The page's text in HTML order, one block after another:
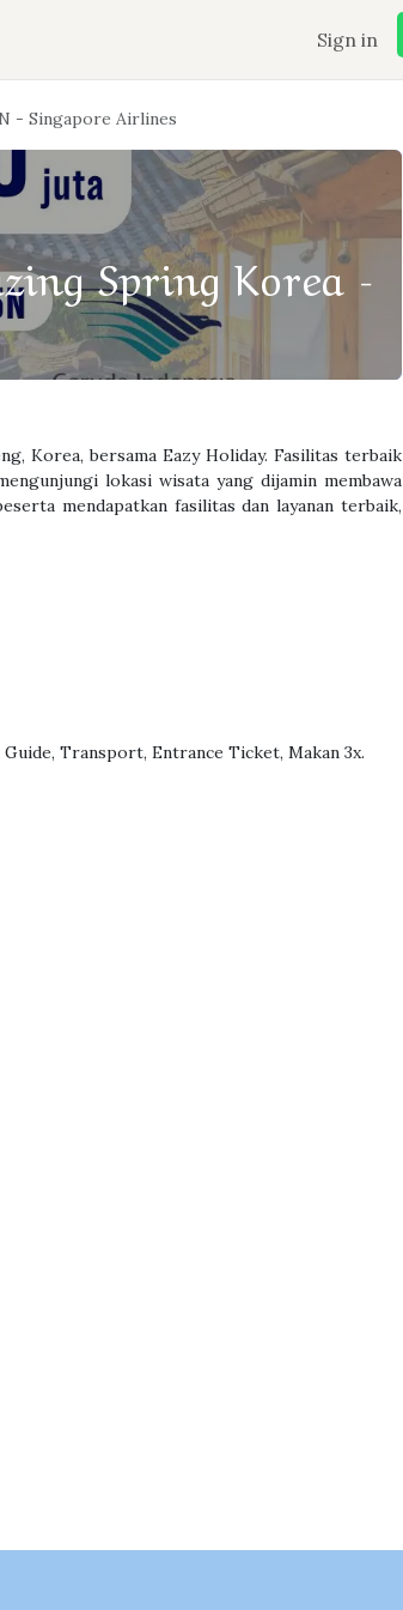
Sign in
- Singapore Airlines
Spring Korea -
Korea, bersama Eazy Holiday. Fasilitas terbaik
lokasi wisata yang dijamin membawa
mendapatkan fasilitas dan layanan terbaik,
Transport, Entrance Ticket, Makan 3x.